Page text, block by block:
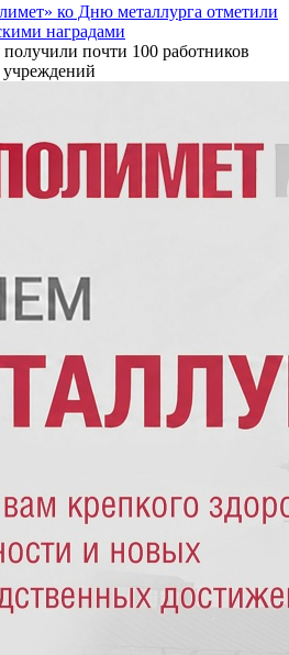
ко Дню металлурга отметили
наградами
почти 100 работников
учреждений